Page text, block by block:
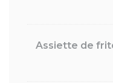
Assiette de